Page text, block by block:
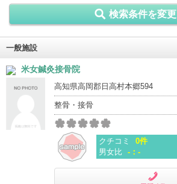
検索条件を変更
一般施設
米女鍼灸接骨院
高知県高岡郡日高村本郷594
整骨・接骨
クチコミ
0件
男女比 -：-